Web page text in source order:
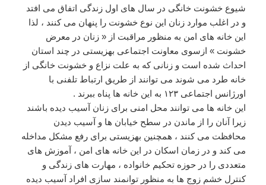
شیوع خشونت خانگی در سال های اول زندگی اتفاق می افتد
و در اغلب موارد زنان این نوع خشونت را پنهان می کنند ، لذا
این خانه های امن به منظور مراقبت از « زنان در معرض
خشونت » ازسوی معاونت اجتماعی بهزیستی در چند استان
احداث شده است و زنانی که به علت نزاع و خشونت خانگی از
خانه طرد می شوند می توانند از طریق ارتباط تلفنی با
اورژانس اجتماعی ۱۲۳ به این خانه ها پناه ببرند .
این خانه ها می توانند محل امنی برای زنان آسیب دیده باشند
زیرا آنان را از ماندن در سطح خیابان ها و آسیب دیدن
محافظت می کنند ، همچنین بهزیستی برای رفع مشکل مداخله
می کند و در زمان اسکان در این خانه های امن ، آموزش های
متعددی را در حوزه تحکیم خانواده ، مهارت های زندگی و
کنترل خشم زوج ها به منظور توانمند سازی افراد آسیب دیده